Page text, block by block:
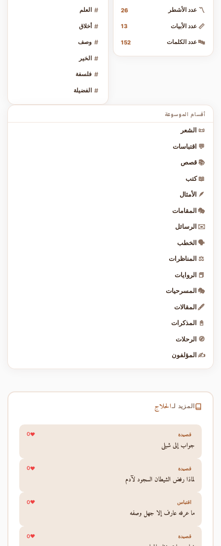
# العلم
# أخلاق
# وصف
# الخير
# فلسفة
# الفضيلة
〽️ عدد الأشطر 26
📏 عدد الأبيات 13
🔤 عدد الكلمات 152
أقسام الموسوعة
📜 الشعر
💬 اقتباسات
📚 قصص
📖 كتب
🪶 الأمثال
🎭 المقامات
✉️ الرسائل
🗣️ الخطب
⚖️ المناظرات
📕 الروايات
🎭 المسرحيات
🖋️ المقالات
📓 المذكرات
🧭 الرحلات
✍️ المؤلفون
المزيد لـالحلاج
قصيدة 0
جواب إلى شبلي
قصيدة 0
لماذا رفض الشيطان السجود لآدم
اقتباس 0
ما عرفه عارف إلا جهل وصفه
قصيدة 0